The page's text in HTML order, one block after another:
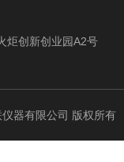
炬创新创业园A2号
仪器有限公司 版权所